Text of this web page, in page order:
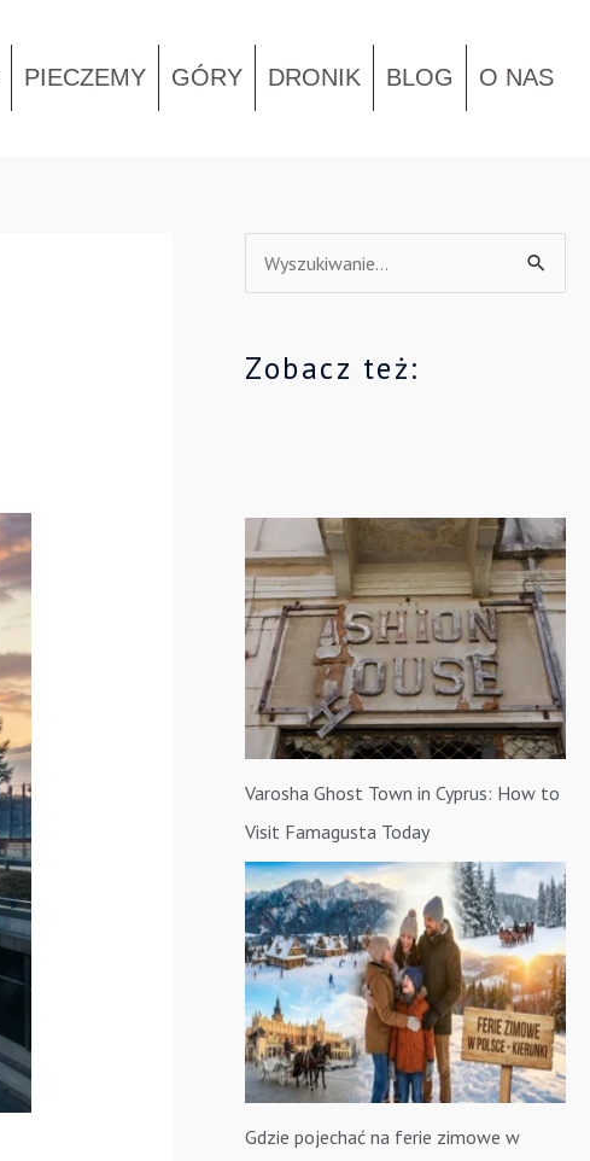
PIECZEMY GÓRY DRONIK BLOG O NAS
k
a
:
Zobacz też:
Varosha Ghost Town in Cyprus: How to
Visit Famagusta Today
Gdzie pojechać na ferie zimowe w